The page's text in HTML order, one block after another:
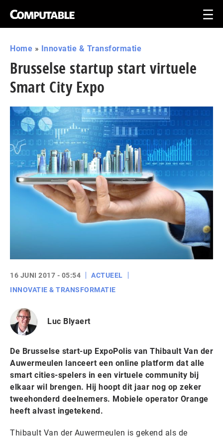
Home » Innovatie & Transformatie
Brusselse startup start virtuele
Smart City Expo
16 JUNI 2017 - 05:54
ACTUEEL
INNOVATIE & TRANSFORMATIE
Luc Blyaert
De Brusselse start-up ExpoPolis van Thibault Van der
Auwermeulen lanceert een online platform dat alle
smart cities-spelers in een virtuele community bij
elkaar wil brengen. Hij hoopt dit jaar nog op zeker
tweehonderd deelnemers. Mobiele operator Orange
heeft alvast ingetekend.
Thibault Van der Auwermeulen is gekend als de